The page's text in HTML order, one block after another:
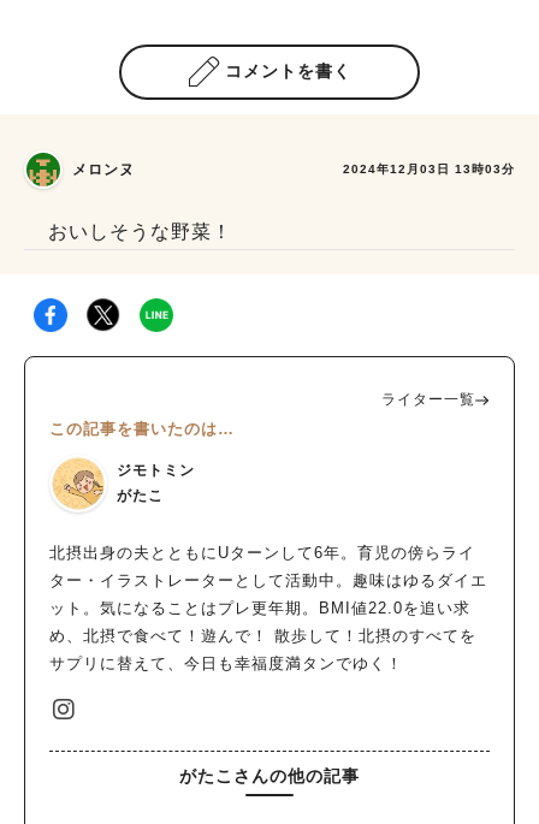
コメントを書く
メロンヌ 2024年12月03日 13時03分
おいしそうな野菜！
ライター一覧
この記事を書いたのは…
ジモトミン
がたこ
北摂出身の夫とともにUターンして6年。育児の傍らライ
ター・イラストレーターとして活動中。趣味はゆるダイエ
ット。気になることはプレ更年期。BMI値22.0を追い求
め、北摂で食べて！遊んで！ 散歩して！北摂のすべてを
サプリに替えて、今日も幸福度満タンでゆく！
がたこさんの他の記事